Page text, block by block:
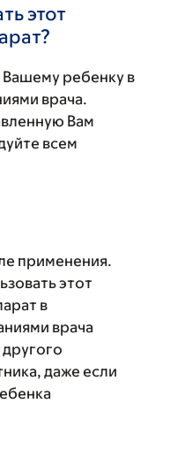
этот
ребенку в
врача.
Вам
всем
применения.
этот
в
врача
даже если